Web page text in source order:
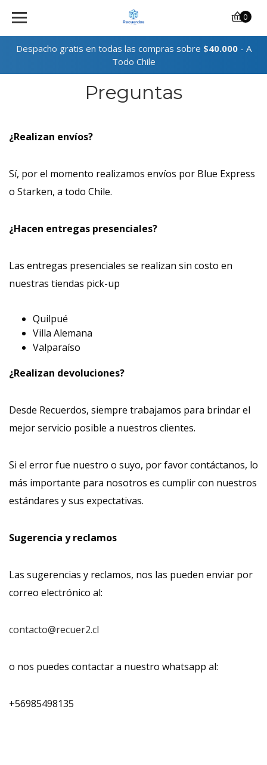
Despacho gratis en todas las compras sobre $40.000- A
Todo Chile
0
Preguntas
¿Realizan envíos?
Sí, por el momento realizamos envíos por Blue Express
o Starken, a todo Chile.
¿Hacen entregas presenciales?
Las entregas presenciales se realizan sin costo en
nuestras tiendas pick-up
Quilpué
Villa Alemana
Valparaíso
¿Realizan devoluciones?
Desde Recuerdos, siempre trabajamos para brindar el
mejor servicio posible a nuestros clientes.
Si el error fue nuestro o suyo, por favor contáctanos, lo
más importante para nosotros es cumplir con nuestros
estándares y sus expectativas.
Sugerencia y reclamos
Las sugerencias y reclamos, nos las pueden enviar por
correo electrónico al:
contacto@recuer2.cl
o nos puedes contactar a nuestro whatsapp al:
+56985498135